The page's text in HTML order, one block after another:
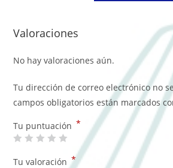
Valoraciones
No hay valoraciones aún.
Tu dirección de correo electrónico no
campos obligatorios están marcados
Tu puntuación *
Tu valoración *